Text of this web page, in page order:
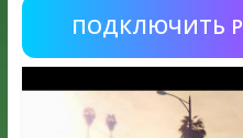
ПОДКЛЮЧИТЬ